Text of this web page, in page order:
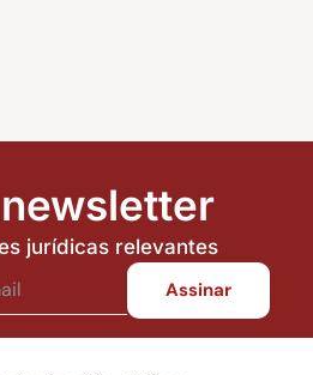
jurídicas relevantes